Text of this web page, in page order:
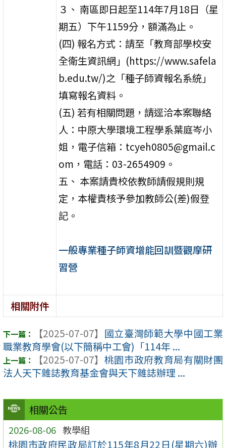
相關公告
2026-08-06 教學組
桃園市政府民政局訂於115年8月22日(星期六)辦
３、 南區即日起至114年7月18日（星
期五）下午1159分，額滿為止。
(四) 報名方式：請至「教育部學校安
全衛生資訊網」(https://www.safela
b.edu.tw/)之「種子師資報名系統」
填寫報名資料。
(五) 若有相關問題，請逕洽本案聯絡
人：中原大學環境工程學系葉庭岑小
姐，電子信箱：tcyeh0805@gmail.c
om，電話：03-2654909。
五、 本案請貴校依教師請假規則規
定，本權責核予參加教師公(差)假登
記。
一般專業種子師資增能回訓暨觀摩研
習營
相關附件
【2025-07-07】 國立臺灣師範大學中國工業
職業教育學會(以下簡稱中工會)「114年 ...
【2025-07-07】 桃園市政府教育局有關財團
法人天下雜誌教育基金會與天下雜誌辦理 ...